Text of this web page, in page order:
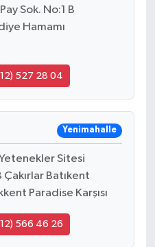
Sok. No:1 B
Hamamı
527 28 04
Yenimahalle
Sitesi
Çakırlar Batıkent
Paradise Karşısı
566 46 26